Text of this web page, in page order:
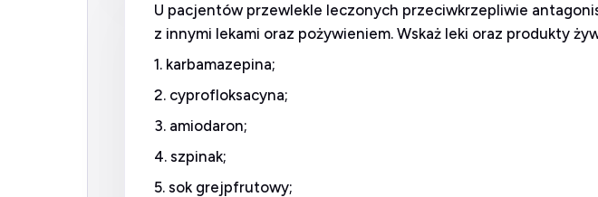
U pacjentów przewlekle leczonych przeciwkrzepliwie
z innymi lekami oraz pożywieniem. Wskaż leki oraz produkty
1. karbamazepina;
2. cyprofloksacyna;
3. amiodaron;
4. szpinak;
5. sok grejpfrutowy;